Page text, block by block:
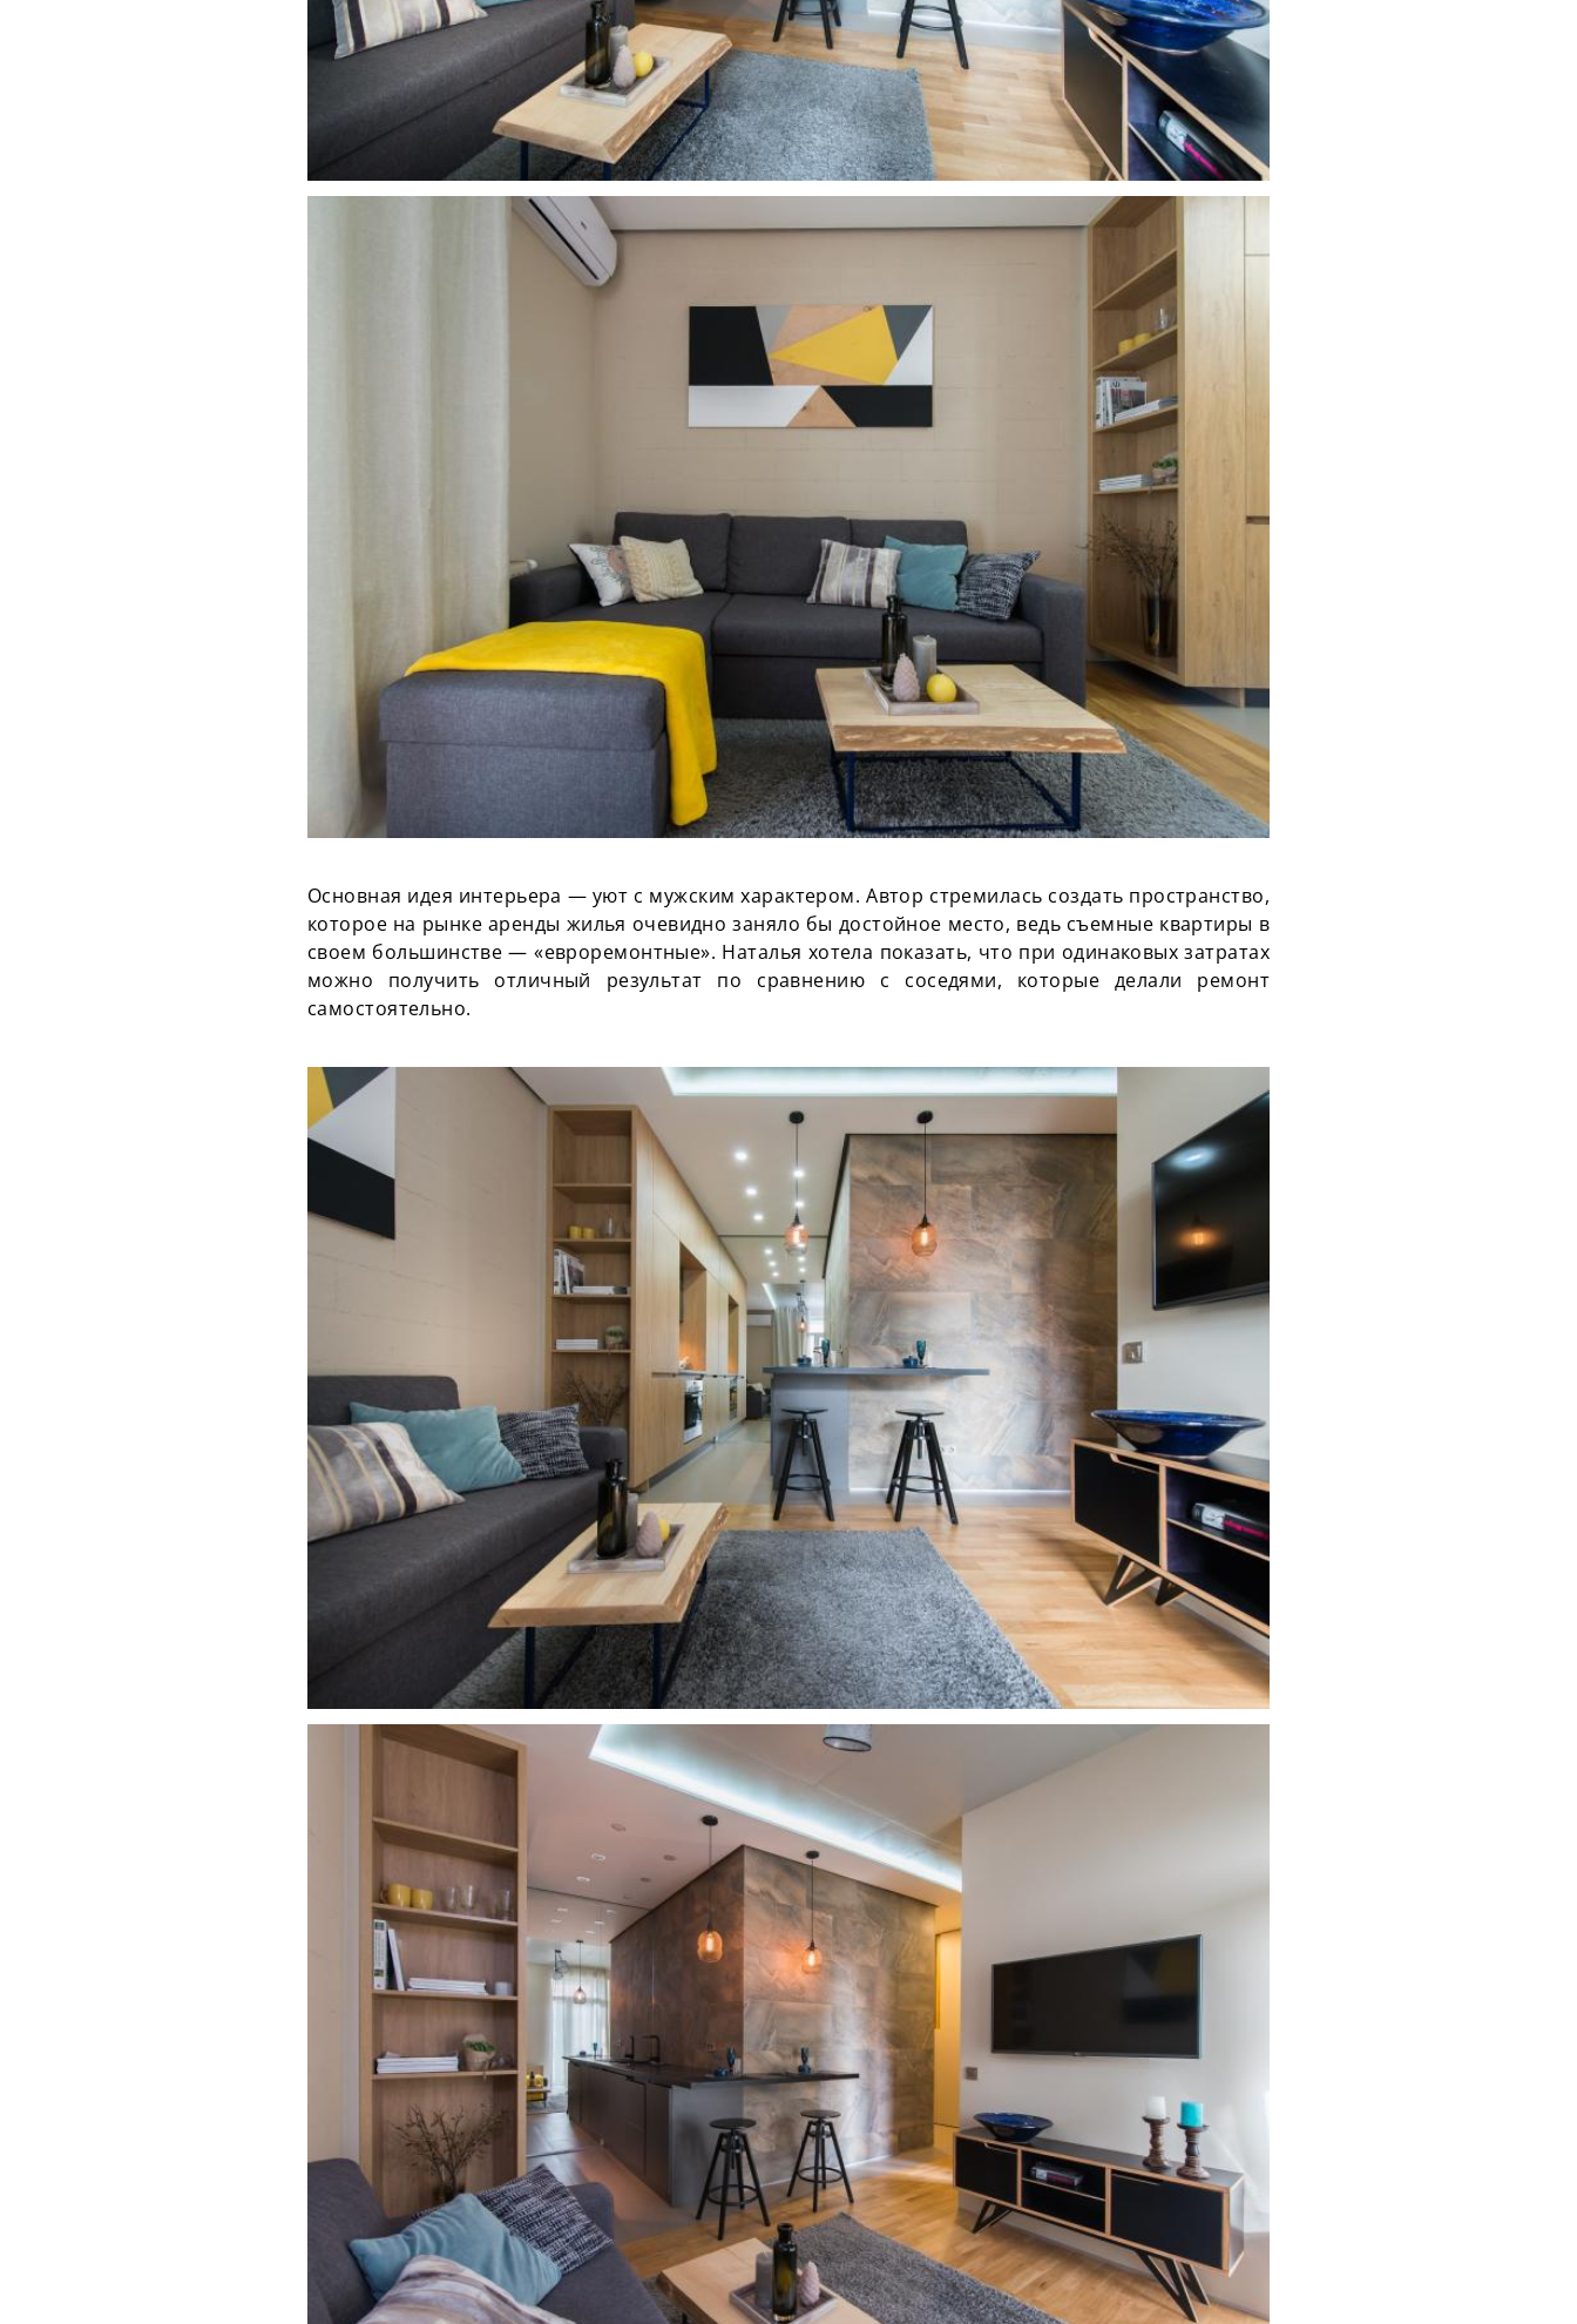
Основная идея интерьера — уют с мужским характером. Автор стремилась создать пространство,
которое на рынке аренды жилья очевидно заняло бы достойное место, ведь съемные квартиры в
своем большинстве — «евроремонтные». Наталья хотела показать, что при одинаковых затратах
можно получить отличный результат по сравнению с соседями, которые делали ремонт
самостоятельно.